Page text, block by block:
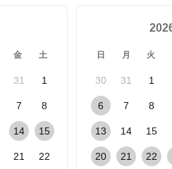
金 土
31 1
7 8
14 15
21 22
日 月 火
30 31 1
6 7 8
13 14 15
20 21 22